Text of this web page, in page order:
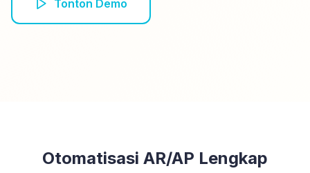
Tonton Demo
Otomatisasi AR/AP Lengkap